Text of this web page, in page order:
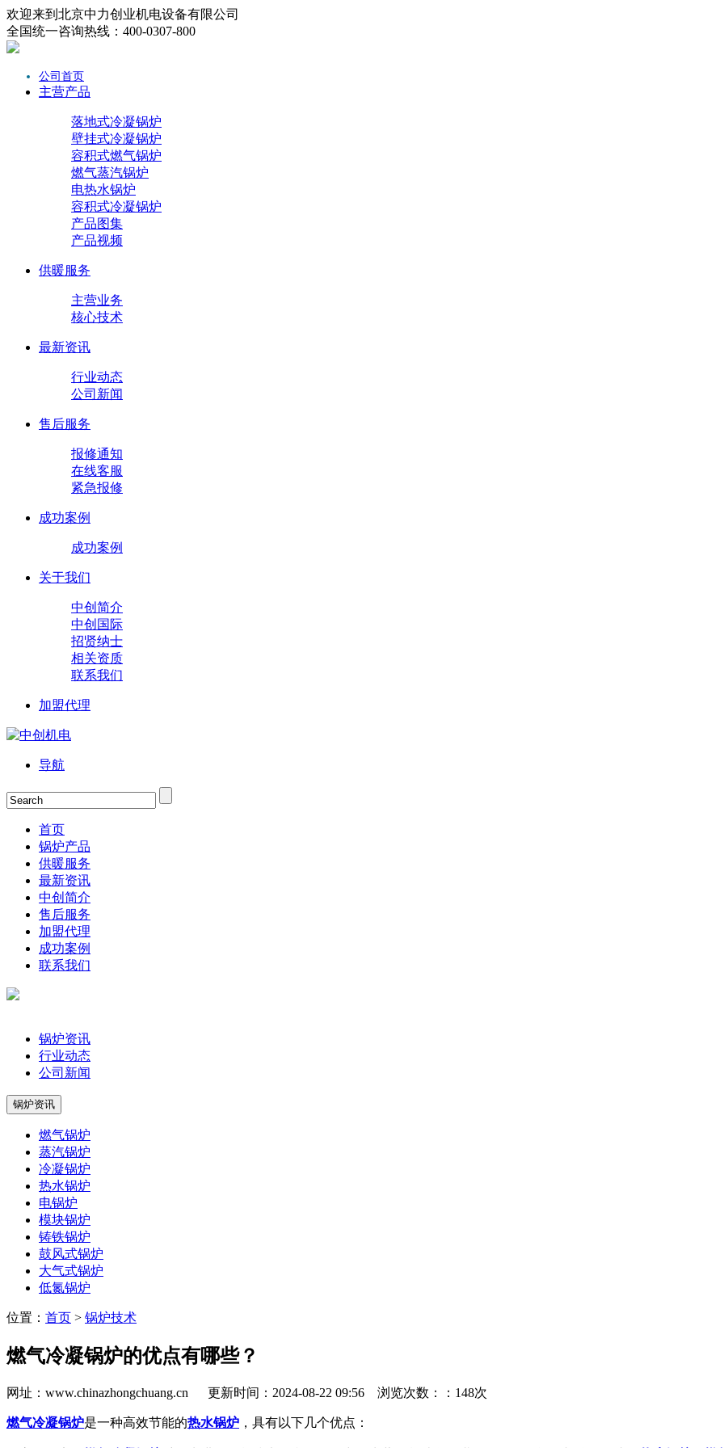
欢迎来到北京中力创业机电设备有限公司
全国统一咨询热线：400-0307-800
公司首页
主营产品
落地式冷凝锅炉
壁挂式冷凝锅炉
容积式燃气锅炉
燃气蒸汽锅炉
电热水锅炉
容积式冷凝锅炉
产品图集
产品视频
供暖服务
主营业务
核心技术
最新资讯
行业动态
公司新闻
售后服务
报修通知
在线客服
紧急报修
成功案例
成功案例
关于我们
中创简介
中创国际
招贤纳士
相关资质
联系我们
加盟代理
导航
首页
锅炉产品
供暖服务
最新资讯
中创简介
售后服务
加盟代理
成功案例
联系我们
锅炉资讯
行业动态
公司新闻
锅炉资讯
燃气锅炉
蒸汽锅炉
冷凝锅炉
热水锅炉
电锅炉
模块锅炉
铸铁锅炉
鼓风式锅炉
大气式锅炉
低氮锅炉
位置： 首页 > 锅炉技术
燃气冷凝锅炉的优点有哪些？
网址：www.chinazhongchuang.cn 更新时间：2024-08-22 09:56 浏览次数：：148次
燃气冷凝锅炉是一种高效节能的热水锅炉 ，具有以下几个优点：